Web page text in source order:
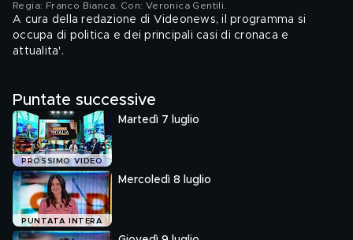
Regia: Franco Bianca. Con: Veronica Gentili
A cura della redazione di Videonews, il programma si
occupa di politica e dei principali casi di cronaca e
attualita'.
Puntate successive
PROSSIMO VIDEO
Martedì 7 luglio
PUNTATA INTERA
Mercoledì 8 luglio